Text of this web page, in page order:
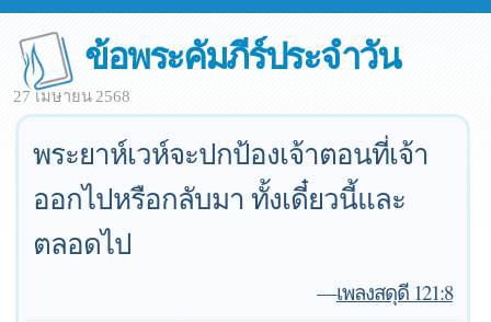
ข้อพระคัมภีร์ประจำวัน
27 เมษายน 2568
พระยาห์เวห์จะปกป้องเจ้าตอนที่เจ้า
ออกไปหรือกลับมา ทั้งเดี๋ยวนี้และ
ตลอดไป
—เพลงสดุดี 121:8